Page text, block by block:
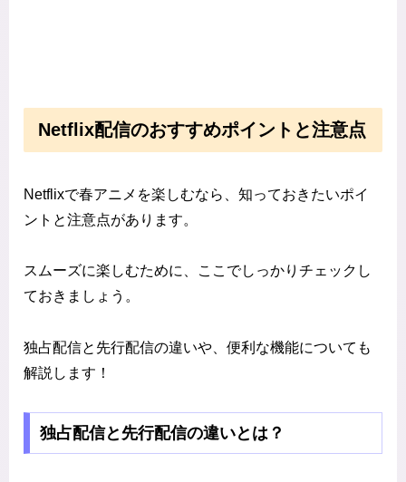
Netflix配信のおすすめポイントと注意点
Netflixで春アニメを楽しむなら、知っておきたいポイ
ントと注意点があります。
スムーズに楽しむために、ここでしっかりチェックし
ておきましょう。
独占配信と先行配信の違いや、便利な機能についても
解説します！
独占配信と先行配信の違いとは？